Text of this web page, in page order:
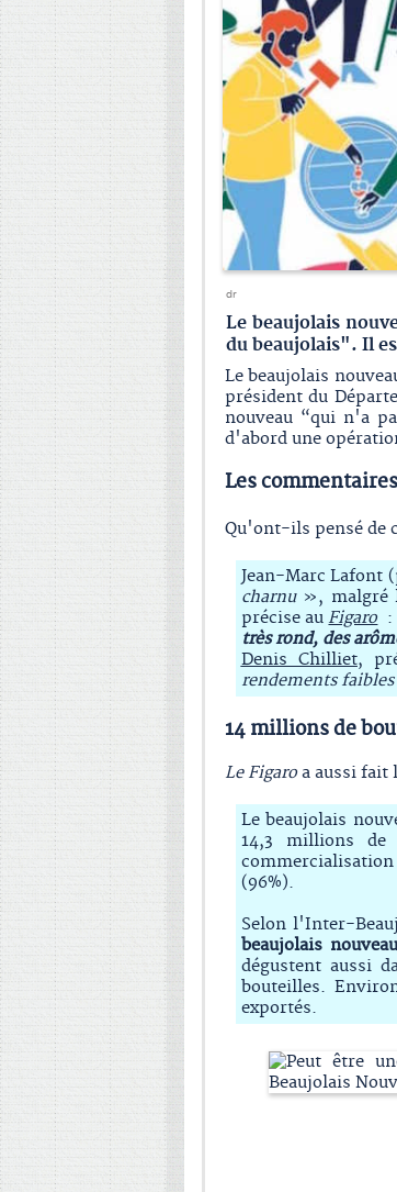
dr
Le beaujolais
du beaujolais". Il
Le beaujolais
président du
nouveau “qui n'a
d'abord une
Les commentaires
Qu'ont-ils pensé de
Jean-Marc Lafont
charnu», malgré
précise auFigaro:
très rond, des
Denis Chilliet,
rendements
14 millions de
Le Figaroa aussi fait
Le beaujolais
14,3 millions
commercialisation
(96%).
Selon l'Inter-
beaujolais
dégustent aussi
bouteilles.
exportés.